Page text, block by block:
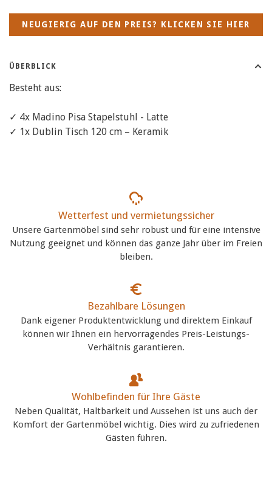
NEUGIERIG AUF DEN PREIS? KLICKEN SIE HIER
ÜBERBLICK
Besteht aus:
✓ 4x Madino Pisa Stapelstuhl - Latte
✓ 1x Dublin Tisch 120 cm – Keramik
Wetterfest und vermietungssicher
Unsere Gartenmöbel sind sehr robust und für eine intensive
Nutzung geeignet und können das ganze Jahr über im Freien
bleiben.
Bezahlbare Lösungen
Dank eigener Produktentwicklung und direktem Einkauf
können wir Ihnen ein hervorragendes Preis-Leistungs-
Verhältnis garantieren.
Wohlbefinden für Ihre Gäste
Neben Qualität, Haltbarkeit und Aussehen ist uns auch der
Komfort der Gartenmöbel wichtig. Dies wird zu zufriedenen
Gästen führen.